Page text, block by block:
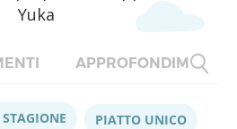
Yuka
APPROFONDIMENTI
PIATTO UNICO